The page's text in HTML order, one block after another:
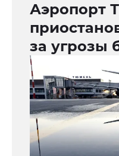
Аэропорт
за угрозы